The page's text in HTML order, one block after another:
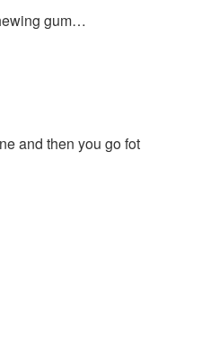
gum…
and then you go fot